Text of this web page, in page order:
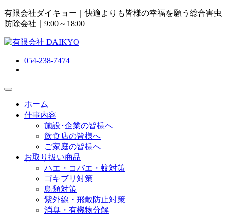
有限会社ダイキョー｜快適よりも皆様の幸福を願う総合害虫
防除会社 ｜9:00～18:00
054-238-7474
ホーム
仕事内容
施設･企業の皆様へ
飲食店の皆様へ
ご家庭の皆様へ
お取り扱い商品
ハエ・コバエ・蚊対策
ゴキブリ対策
鳥類対策
紫外線・飛散防止対策
消臭・有機物分解